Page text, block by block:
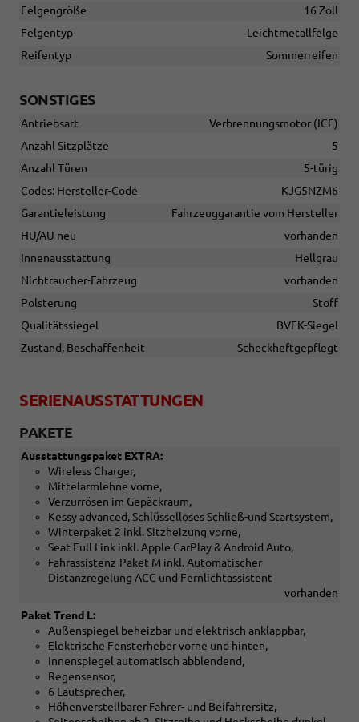
Felgengröße
16 Zoll
Felgentyp
Leichtmetallfelge
Reifentyp
Sommerreifen
SONSTIGES
Antriebsart
Verbrennungsmotor (ICE)
Anzahl Sitzplätze
5
Anzahl Türen
5-türig
Codes: Hersteller-Code
KJG5NZM6
Garantieleistung
Fahrzeuggarantie vom Hersteller
HU/AU neu
vorhanden
Innenausstattung
Hellgrau
Nichtraucher-Fahrzeug
vorhanden
Polsterung
Stoff
Qualitätssiegel
BVFK-Siegel
Zustand, Beschaffenheit
Scheckheftgepflegt
SERIENAUSSTATTUNGEN
PAKETE
Ausstattungspaket EXTRA:
Wireless Charger,
Mittelarmlehne vorne,
Verzurrösen im Gepäckraum,
Kessy advanced, Schlüsselloses Schließ-und Startsystem,
Winterpaket 2 inkl. Sitzheizung vorne,
Seat Full Link inkl. Apple CarPlay & Android Auto,
Fahrassistenz-Paket M inkl. Automatischer
Distanzregelung ACC und Fernlichtassistent
vorhanden
Paket Trend L:
Außenspiegel beheizbar und elektrisch anklappbar,
Elektrische Fensterheber vorne und hinten,
Innenspiegel automatisch abblendend,
Regensensor,
6 Lautsprecher,
Höhenverstellbarer Fahrer- und Beifahrersitz,